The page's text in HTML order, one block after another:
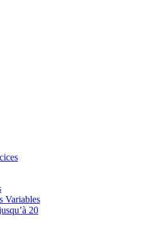
Variables
20